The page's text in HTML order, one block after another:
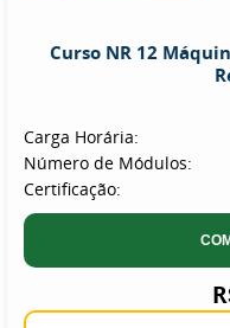
Curso NR 12
Carga Horária:
Número de Módulos:
Certificação: